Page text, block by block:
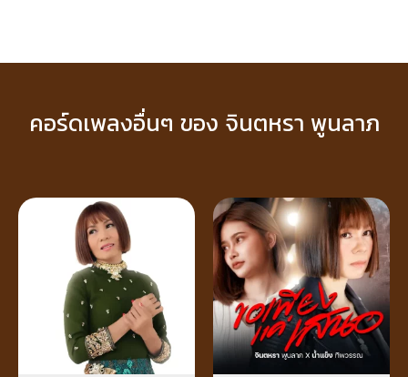
คอร์ดเพลงอื่นๆ ของ จินตหรา พูนลาภ